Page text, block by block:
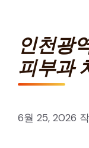
인천광
피부과
6월 25, 2026